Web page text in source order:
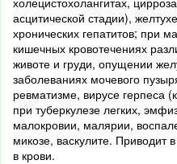
асцитической стадии),
хронических гепатитов; при
кишечных кровотечениях
животе и груди, опущении
заболеваниях мочевого
ревматизме, вирусе герпеса
при туберкулезе легких,
малокровии, малярии,
микозе, васкулите.
в крови.